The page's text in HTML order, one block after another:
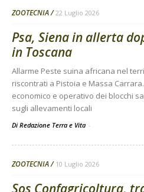
ZOOTECNIA 22 Luglio 2026
Psa, Siena in allerta
in Toscana
Allarme Peste suina africana nel
riscontrati a Pistoia e Massa
economico e operativo dei blocchi
sugli allevamenti locali
Di Redazione Terra e Vita -
ZOOTECNIA 10 Luglio 2026
Sos Confagricoltura,